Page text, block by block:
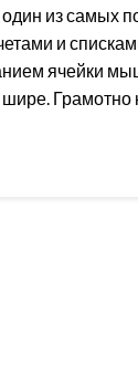
из самых
и
ячейки